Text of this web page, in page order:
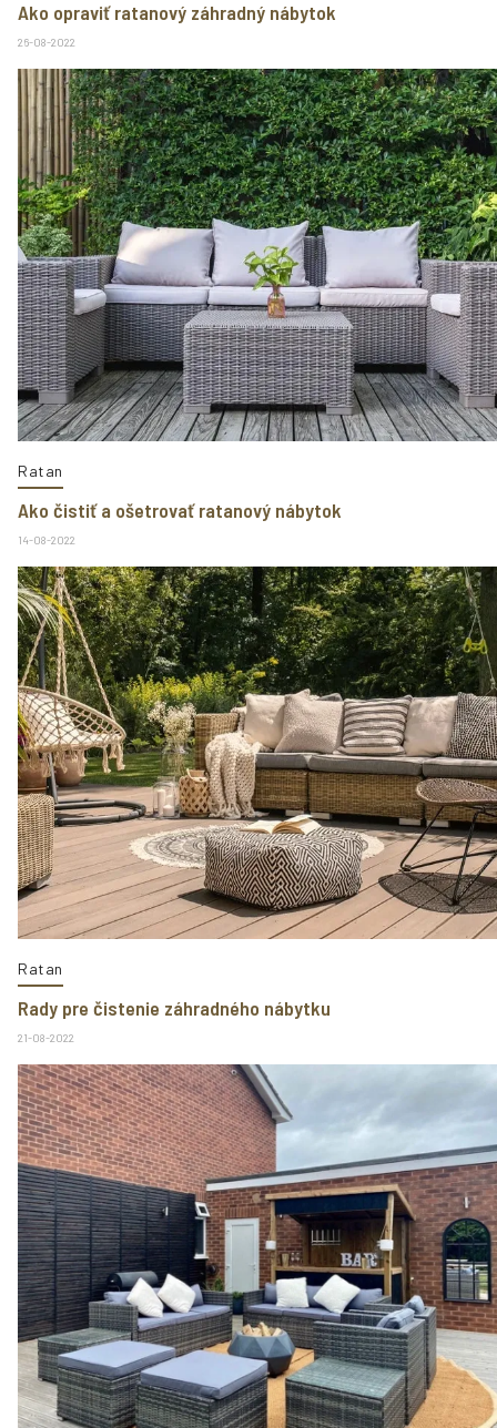
Ako opraviť ratanový záhradný nábytok
26-08-2022
Ratan
Ako čistiť a ošetrovať ratanový nábytok
14-08-2022
Ratan
Rady pre čistenie záhradného nábytku
21-08-2022